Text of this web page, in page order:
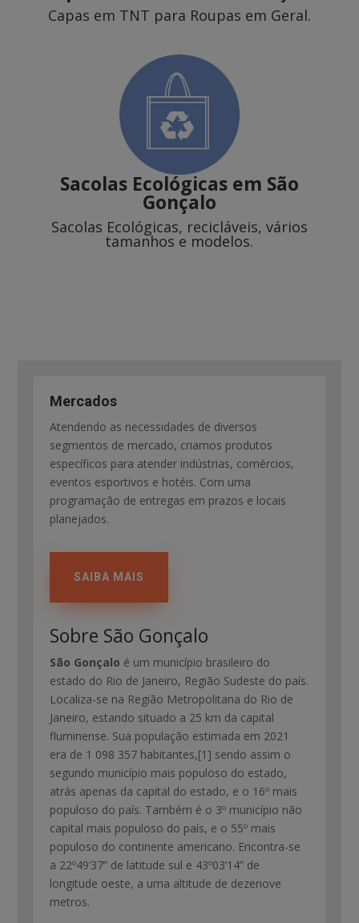
Capas em TNT para Roupas em Geral.
Sacolas Ecológicas em São
Gonçalo
Sacolas Ecológicas, recicláveis, vários
tamanhos e modelos.
Mercados
Atendendo as necessidades de diversos
segmentos de mercado, criamos produtos
específicos para atender indústrias, comércios,
eventos esportivos e hotéis. Com uma
programação de entregas em prazos e locais
planejados.
SAIBA MAIS
Sobre São Gonçalo
São Gonçalo é um município brasileiro do
estado do Rio de Janeiro, Região Sudeste do país.
Localiza-se na Região Metropolitana do Rio de
Janeiro, estando situado a 25 km da capital
fluminense. Sua população estimada em 2021
era de 1 098 357 habitantes,[1] sendo assim o
segundo município mais populoso do estado,
atrás apenas da capital do estado, e o 16º mais
populoso do país. Também é o 3º município não
capital mais populoso do país, e o 55º mais
populoso do continente americano. Encontra-se
a 22º49’37” de latitude sul e 43º03’14” de
longitude oeste, a uma altitude de dezenove
metros.